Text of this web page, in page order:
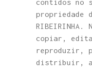
propriedade
copiar,
reproduzir,
distribuir,